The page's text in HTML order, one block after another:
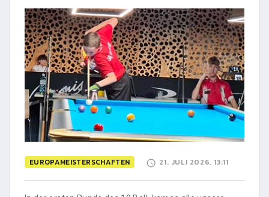
EUROPAMEISTERSCHAFTEN 21. JULI 2026, 13:11